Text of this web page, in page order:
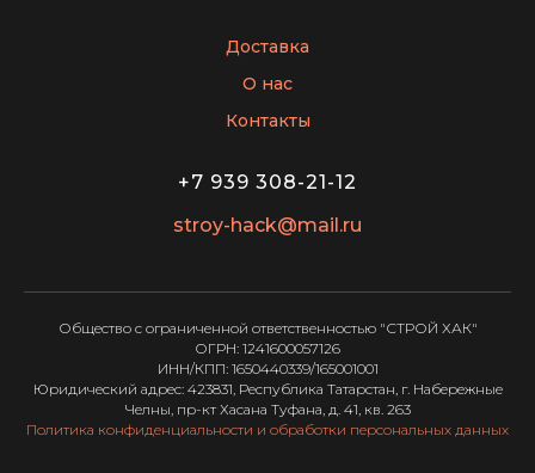
Доставка
О нас
Контакты
+7 939 308-21-12
stroy-hack@mail.ru
Общество с ограниченной ответственностью "СТРОЙ ХАК"
ОГРН: 1241600057126
ИНН/КПП: 1650440339/165001001
Юридический адрес: 423831, Республика Татарстан, г. Набережные
Челны, пр-кт Хасана Туфана, д. 41, кв. 263
Политика конфиденциальности и обработки персональных данных